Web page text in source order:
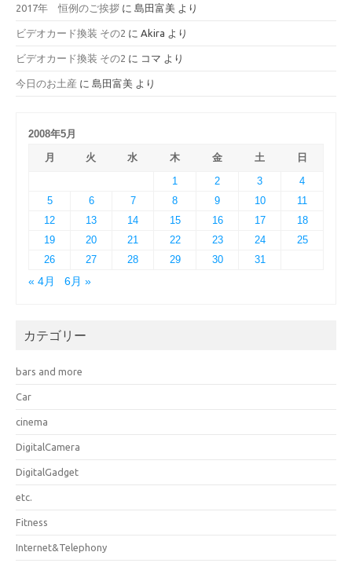
2017年 恒例のご挨拶 に 島田富美 より
ビデオカード換装 その2 に Akira より
ビデオカード換装 その2 に コマ より
今日のお土産 に 島田富美 より
2008年5月
月
火 水 木 金 土
日
1
2 3
4
5
6 7 8 9 10
11
12
13 14 15 16 17
18
19
20 21 22 23 24
25
26
27 28 29 30
31
« 4月
6月 »
カテゴリー
bars and more
Car
cinema
DigitalCamera
DigitalGadget
etc.
Fitness
Internet&Telephony